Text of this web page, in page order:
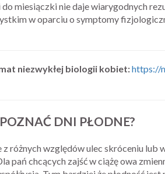
miesiączki nie daje wiarygodnych
w oparciu o symptomy
niezwykłej biologii kobiet:https://
DNI PŁODNE?
różnych względów ulec skróceniu lub
pań chcących zajść w ciążę owa